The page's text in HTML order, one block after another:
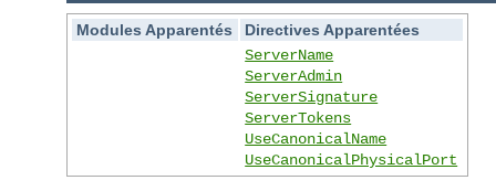
Modules Apparentés
Directives Apparentées
ServerName
ServerAdmin
ServerSignature
ServerTokens
UseCanonicalName
UseCanonicalPhysicalPort